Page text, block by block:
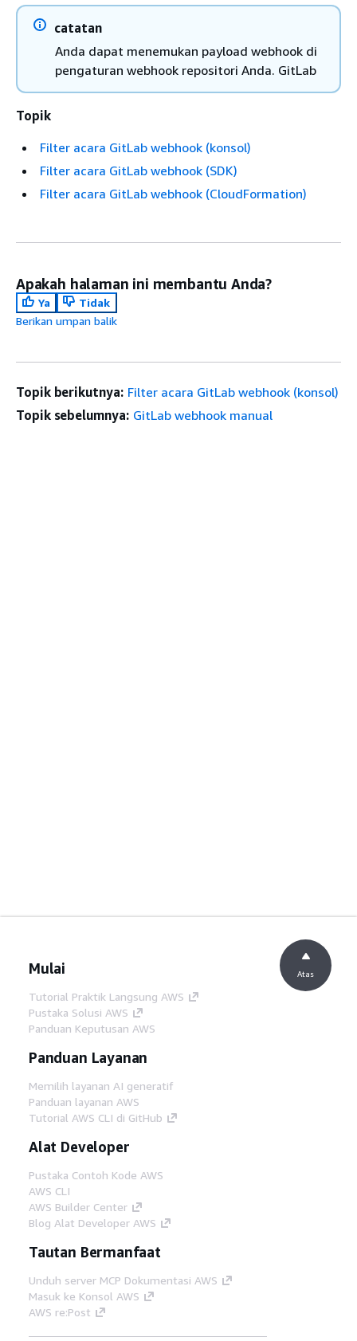
catatan
Anda dapat menemukan payload webhook di
pengaturan webhook repositori Anda. GitLab
Topik
Filter acara GitLab webhook (konsol)
Filter acara GitLab webhook (SDK)
Filter acara GitLab webhook (CloudFormation)
Apakah halaman ini membantu Anda?
Ya
Tidak
Berikan umpan balik
Topik berikutnya: Filter acara GitLab webhook (konsol)
Topik sebelumnya: GitLab webhook manual
Mulai
Tutorial Praktik Langsung AWS
Pustaka Solusi AWS
Panduan Keputusan AWS
Panduan Layanan
Memilih layanan AI generatif
Panduan layanan AWS
Tutorial AWS CLI di GitHub
Alat Developer
Pustaka Contoh Kode AWS
AWS CLI
AWS Builder Center
Blog Alat Developer AWS
Tautan Bermanfaat
Unduh server MCP Dokumentasi AWS
Masuk ke Konsol AWS
AWS re:Post
Atas